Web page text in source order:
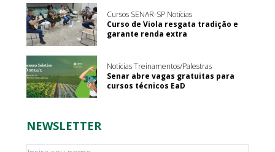
Cursos SENAR-SP Notícias
Curso de Viola resgata tradição e
garante renda extra
Notícias Treinamentos/Palestras
Senar abre vagas gratuitas para
cursos técnicos EaD
NEWSLETTER